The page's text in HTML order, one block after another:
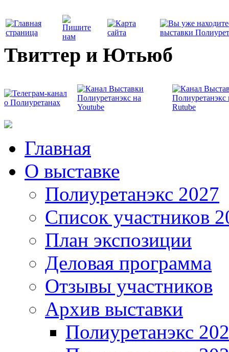
Твиттер и Ютьюб
Главная
О выставке
Полиуретанэкс 2027
Список участников
План экспозиции
Деловая программа
Отзывы участников
Архив выставки
Полиуретанэкс